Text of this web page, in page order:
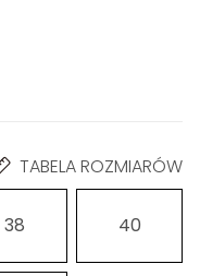
TABELA ROZMIARÓW
38 40